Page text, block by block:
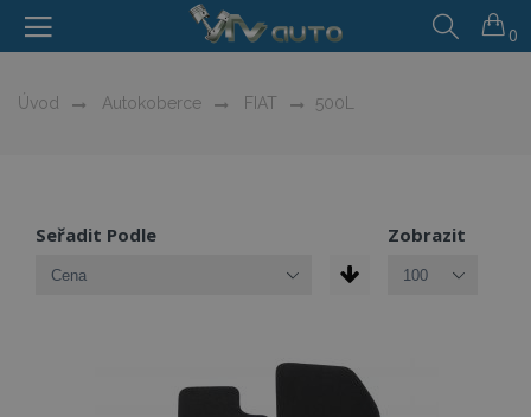
0
Úvod Autokoberce FIAT 500L
Seřadit Podle Zobrazit